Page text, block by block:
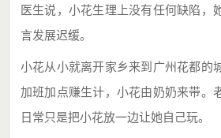
医生说，小花生理上没有任何缺陷，
言发展迟缓。
小花从小就离开家乡来到广州花都的
加班加点赚生计，小花由奶奶来带。
日常只是把小花放一边让她自己玩。